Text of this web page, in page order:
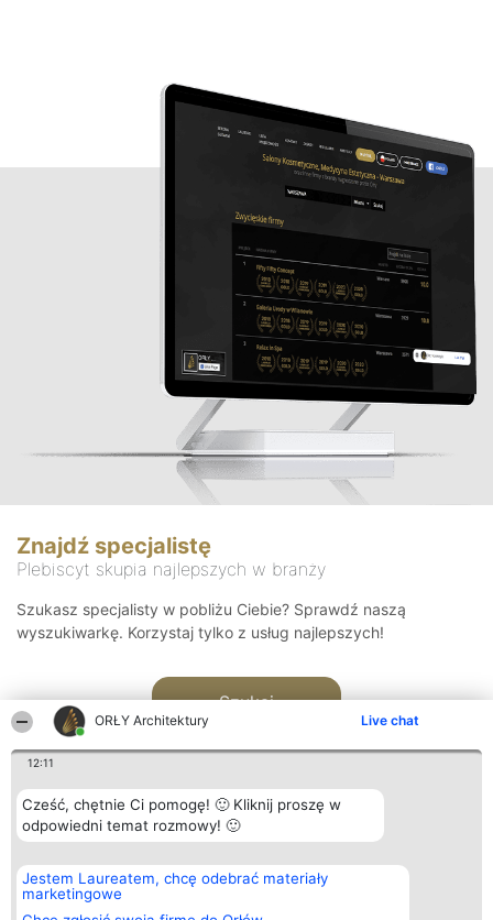
ORŁY Architektury Live chat
12:11
Cześć, chętnie Ci pomogę! 🙂 Kliknij proszę w
odpowiedni temat rozmowy! 🙂
Jestem Laureatem, chcę odebrać materiały
marketingowe
Znajdź specjalistę
Plebiscyt skupia najlepszych w branży
Szukasz specjalisty w pobliżu Ciebie? Sprawdź naszą
wyszukiwarkę. Korzystaj tylko z usług najlepszych!
Szukaj
Organizator plebiscytu
Bright Side Solutions sp. z o.
o. sp. k.
ul. Ruska 22
Plebiscyt
Laureaci
wszystkich
Kontakt
Kontakt